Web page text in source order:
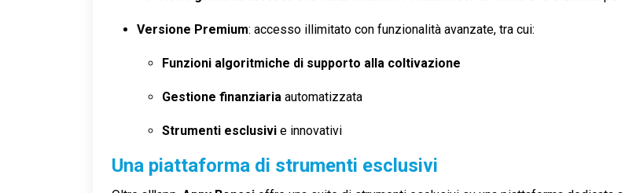
Versione Premium: accesso illimitato con funzionalità avanzate, tra cui:
Funzioni algoritmiche di supporto alla coltivazione
Gestione finanziaria automatizzata
Strumenti esclusivi e innovativi
Una piattaforma di strumenti esclusivi